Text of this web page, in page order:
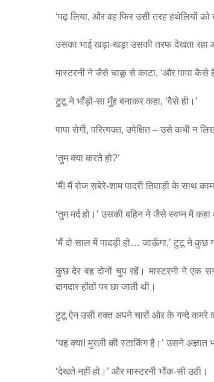
‘पढ़ लिया, और वह फिर उसी तरह हथेलियों
उसका भाई खड़ा-खड़ा उसकी तरफ देखता
मास्टरनी ने जैसे चाकू से काटा, ‘और पापा कैसे
टुटू ने भाँड़ों-सा मुँह बनाकर कहा, ‘वैसे ही।’
पापा रोगी, परित्यक्त, उपेक्षित – उसे कभी
‘तुम क्या करते हो?’
‘मैं! मैं रोज सबेरे-शाम पादरी तिवाड़ी के साथ
‘तुम मर्द हो।’ उसकी बहिन ने जैसे स्वप्न में
‘मैं दो साल में पादड़ी हो… जाऊँगा,’ टुटू ने कुछ
कुछ देर वह दोनों चुप रहें। मास्टरनी ने एक
दागदार होंठों पर छा जाती थी।
टुटू ऐन उसी वक्त अपने चारों ओर के गन्दे कमरे
‘यह क्या! मुरली की स्टाकिंग है।’ उसने
‘देखते नहीं हो।’ और मास्टरनी भौंक-सी उठी।